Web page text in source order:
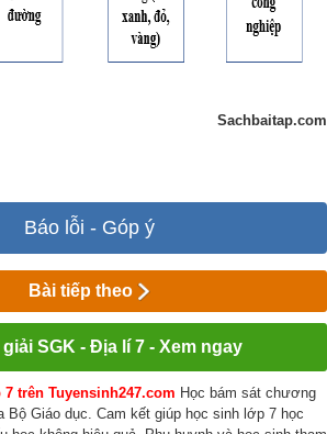
Sachbaitap.com
Báo lỗi - Góp ý
Bài tiếp theo
SGK - Địa lí 7 - Xem ngay
trên Tuyensinh247.com Học bám sát chương
Bộ Giáo dục. Cam kết giúp học sinh lớp 7 học